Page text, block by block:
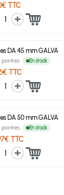
TTC
1
DA 45 mm GALVA
En stock
TTC
1
DA 50 mm GALVA
En stock
TTC
1